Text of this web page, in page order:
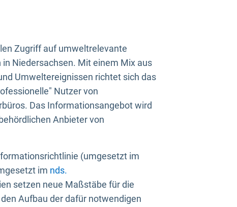
Zugriff auf umweltrelevante
Niedersachsen. Mit einem Mix aus
Umweltereignissen richtet sich das
Nutzer von
Das Informationsangebot wird
Anbieter von
(umgesetzt im
im nds.
setzen neue Maßstäbe für die
Aufbau der dafür notwendigen